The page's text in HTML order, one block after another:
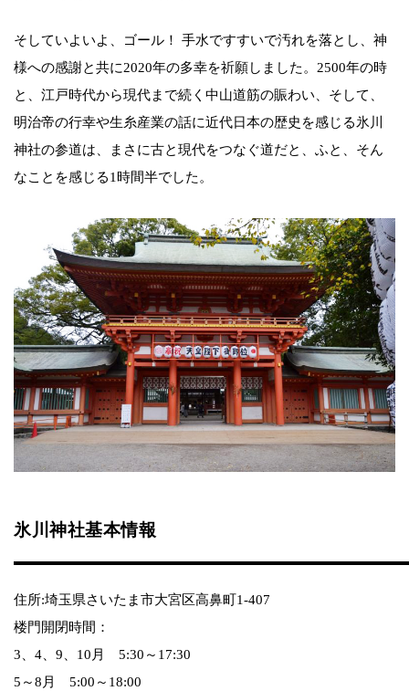
そしていよいよ、ゴール！ 手水ですすいで汚れを落とし、神
様への感謝と共に2020年の多幸を祈願しました。2500年の時
と、江戸時代から現代まで続く中山道筋の賑わい、そして、
明治帝の行幸や生糸産業の話に近代日本の歴史を感じる氷川
神社の参道は、まさに古と現代をつなぐ道だと、ふと、そん
なことを感じる1時間半でした。
氷川神社基本情報
住所:埼玉県さいたま市大宮区高鼻町1-407
楼門開閉時間：
3、4、9、10月 5:30～17:30
5～8月 5:00～18:00